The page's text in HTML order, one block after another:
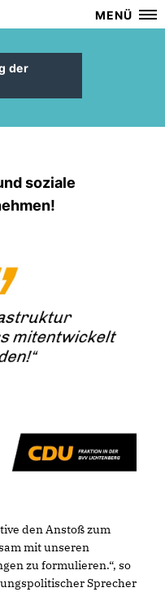
MENÜ
der
soziale
den Anstoß zum
mit unseren
zu formulieren.“, so
Sprecher